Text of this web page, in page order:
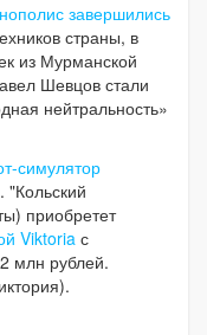
завершились
страны, в
из Мурманской
Шевцов стали
нейтральность»
симулятор
. "Кольский
приобретет
Viktoriaс
млн рублей.